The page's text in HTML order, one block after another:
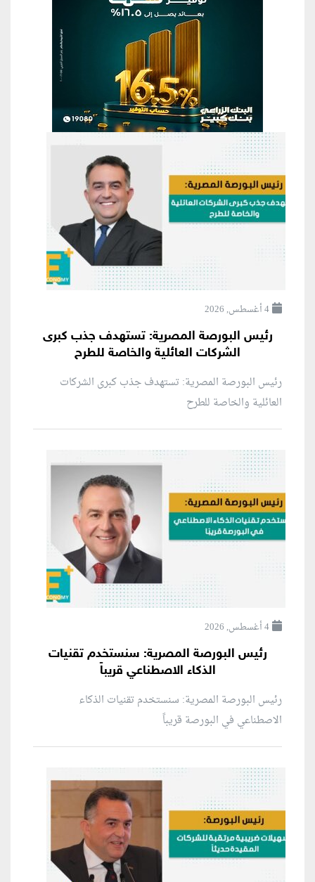
4 أغسطس, 2026
رئيس البورصة المصرية: تستهدف جذب كبرى
الشركات العائلية والخاصة للطرح
رئيس البورصة المصرية: تستهدف جذب كبرى الشركات
العائلية والخاصة للطرح
4 أغسطس, 2026
رئيس البورصة المصرية: سنستخدم تقنيات
الذكاء الاصطناعي قريباً
رئيس البورصة المصرية: سنستخدم تقنيات الذكاء
الاصطناعي في البورصة قريباً